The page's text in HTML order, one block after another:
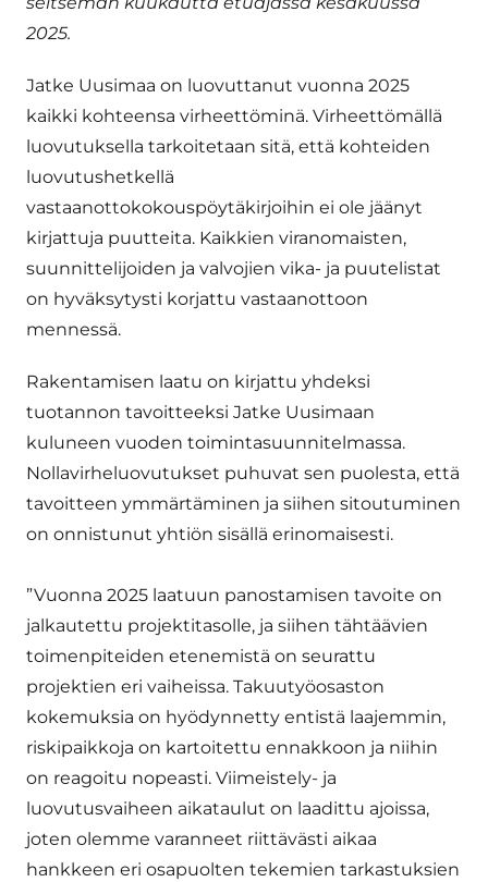
2025.
Jatke Uusimaa on luovuttanut vuonna 2025
kaikki kohteensa virheettöminä. Virheettömällä
luovutuksella tarkoitetaan sitä, että kohteiden
luovutushetkellä
vastaanottokokouspöytäkirjoihin ei ole jäänyt
kirjattuja puutteita. Kaikkien viranomaisten,
suunnittelijoiden ja valvojien vika- ja puutelistat
on hyväksytysti korjattu vastaanottoon
mennessä.
Rakentamisen laatu on kirjattu yhdeksi
tuotannon tavoitteeksi Jatke Uusimaan
kuluneen vuoden toimintasuunnitelmassa.
Nollavirheluovutukset puhuvat sen puolesta, että
tavoitteen ymmärtäminen ja siihen sitoutuminen
on onnistunut yhtiön sisällä erinomaisesti.
”Vuonna 2025 laatuun panostamisen tavoite on
jalkautettu projektitasolle, ja siihen tähtäävien
toimenpiteiden etenemistä on seurattu
projektien eri vaiheissa. Takuutyöosaston
kokemuksia on hyödynnetty entistä laajemmin,
riskipaikkoja on kartoitettu ennakkoon ja niihin
on reagoitu nopeasti. Viimeistely- ja
luovutusvaiheen aikataulut on laadittu ajoissa,
joten olemme varanneet riittävästi aikaa
hankkeen eri osapuolten tekemien tarkastuksien